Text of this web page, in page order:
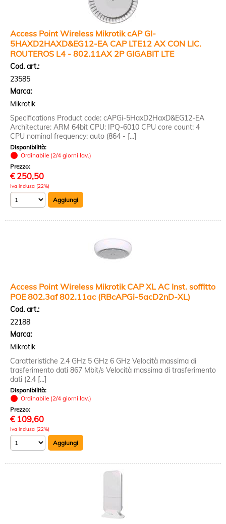
Access Point Wireless Mikrotik cAP GI-
5HAXD2HAXD&EG12-EA CAP LTE12 AX CON LIC.
ROUTEROS L4 - 802.11AX 2P GIGABIT LTE
Cod. art.:
23585
Marca:
Mikrotik
Specifications Product code: cAPGi-5HaxD2HaxD&EG12-EA
Architecture: ARM 64bit CPU: IPQ-6010 CPU core count: 4
CPU nominal frequency: auto (864 - [...]
Disponibilità:
Ordinabile (2/4 giorni lav.)
Prezzo:
€ 250,50
Iva inclusa (22%)
Access Point Wireless Mikrotik CAP XL AC Inst. soffitto
POE 802.3af 802.11ac (RBcAPGi-5acD2nD-XL)
Cod. art.:
22188
Marca:
Mikrotik
Caratteristiche 2.4 GHz 5 GHz 6 GHz Velocità massima di
trasferimento dati 867 Mbit/s Velocità massima di trasferimento
dati (2,4 [...]
Disponibilità:
Ordinabile (2/4 giorni lav.)
Prezzo:
€ 109,60
Iva inclusa (22%)